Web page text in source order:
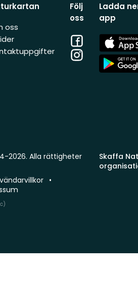
oss
Följ
oss
Facebook
Instagram
Ladda
app
App
Store
App
Store
Skaffa
2026. Alla rättigheter